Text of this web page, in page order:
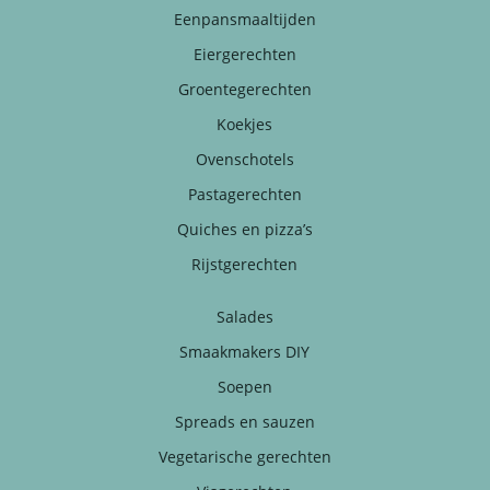
Eenpansmaaltijden
Eiergerechten
Groentegerechten
Koekjes
Ovenschotels
Pastagerechten
Quiches en pizza’s
Rijstgerechten
Salades
Smaakmakers DIY
Soepen
Spreads en sauzen
Vegetarische gerechten